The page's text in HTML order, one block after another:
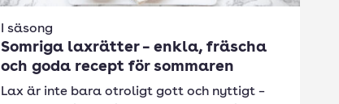
I säsong
Somriga laxrätter – enkla, fräscha
och goda recept för sommaren
Lax är inte bara otroligt gott och nyttigt –